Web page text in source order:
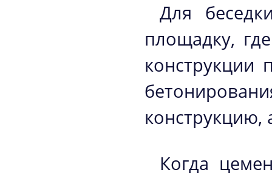
Для
площадку,
конструкции
конструкцию,
Когда